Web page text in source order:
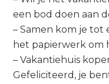
een bod doen aan
– Samen kom je tot
het papierwerk om
– Vakantiehuis
Gefeliciteerd, je